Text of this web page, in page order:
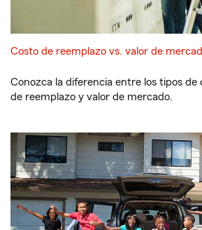
Costo de reemplazo vs. valor de
Conozca la diferencia entre los tipos
de reemplazo y valor de mercado.